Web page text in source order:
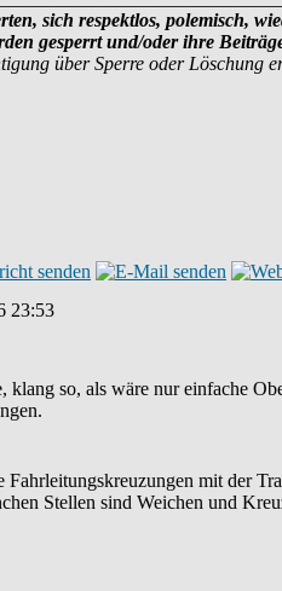
sich respektlos, polemisch,
gesperrt und/oder ihre
über Sperre oder Löschung
23:53
klang so, als wäre nur einfache
mit der
Stellen sind Weichen und